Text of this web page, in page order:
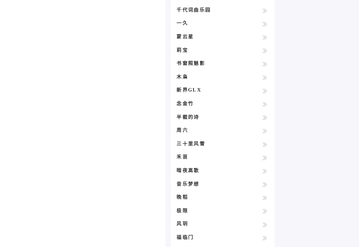
千代词曲乐园
一久
蒙云星
莉宝
书窗照魅影
木枭
新界GLX
念金竹
半截的诗
周六
三十里风雪
禾苗
暗夜高歌
音乐梦想
晚稻
极限
风玥
福临门